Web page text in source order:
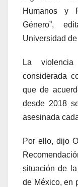
Humanos y
Género”,
Universidad
La
considerada
que de
desde 2018
asesinada
Por ello, dijo
situación de
de México, en